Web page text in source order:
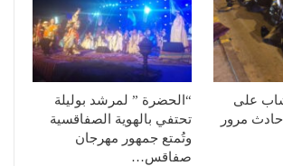
على
مرور
“الحضرة ” لمرشد بوليلة
تحتفي بالهوية الصفاقسية
وتُمتع جمهور مهرجان
صفاقس…